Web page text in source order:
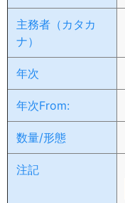
主務者（カタカ
ナ）
年次
年次From:
数量/形態
注記